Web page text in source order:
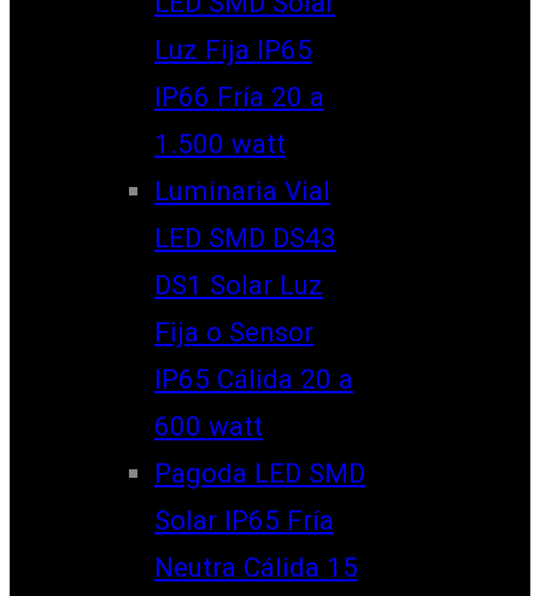
Luz Fija IP65
IP66 Fría 20 a
1.500 watt
Luminaria Vial
LED SMD DS43
DS1 Solar Luz
Fija o Sensor
IP65 Cálida 20 a
600 watt
Pagoda LED SMD
Solar IP65 Fría
Neutra Cálida 15